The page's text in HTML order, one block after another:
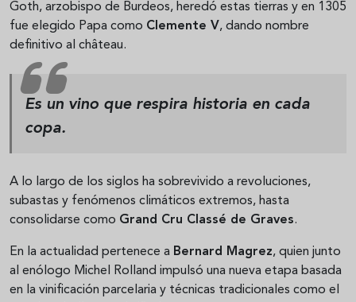
Goth, arzobispo de Burdeos, heredó estas tierras y en 1305
fue elegido Papa como Clemente V, dando nombre
definitivo al château.
Es un vino que respira historia en cada
copa.
A lo largo de los siglos ha sobrevivido a revoluciones,
subastas y fenómenos climáticos extremos, hasta
consolidarse como Grand Cru Classé de Graves.
En la actualidad pertenece a Bernard Magrez, quien junto
al enólogo Michel Rolland impulsó una nueva etapa basada
en la vinificación parcelaria y técnicas tradicionales como el